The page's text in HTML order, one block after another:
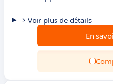
Voir plus de détails
En